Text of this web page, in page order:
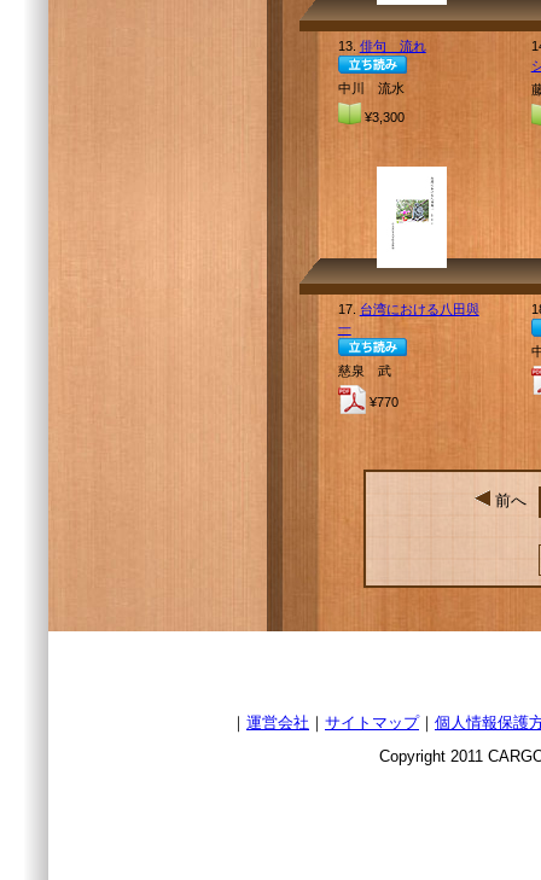
13. 俳句 流れ
中川 流水
¥3,300
17. 台湾における八田與
一
慈泉 武
¥770
前へ
｜ 運営会社 ｜ サイトマップ｜ 個人情報保護
Copyright 2011